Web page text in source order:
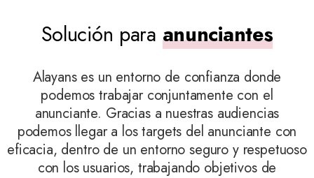
Solución para anunciantes
Alayans es un entorno de confianza donde
podemos trabajar conjuntamente con el
anunciante. Gracias a nuestras audiencias
podemos llegar a los targets del anunciante con
eficacia, dentro de un entorno seguro y respetuoso
con los usuarios, trabajando objetivos de